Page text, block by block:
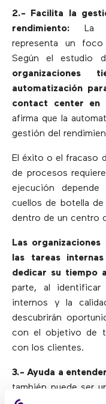
2.- Facilita la
rendimiento:
La
representa un foco
Según el estudio
organizaciones
automatización
contact center en
afirma que la
gestión del
El éxito o el fracaso
de procesos
ejecución
cuellos de botella
dentro de un centro
Las
las tareas
dedicar su tiempo
parte, al
internos y la
descubrirán
con el objetivo de
con los clientes.
3.- Ayuda a
también puede ser